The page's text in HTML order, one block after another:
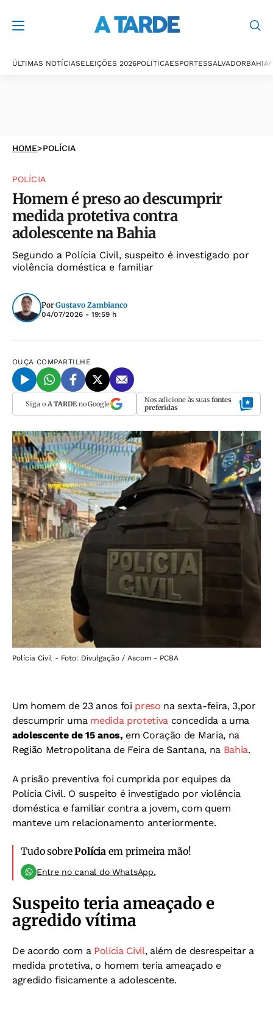
ÚLTIMAS NOTÍCIASELEIÇÕES 2026POLÍTICAESPORTESSALVADORBAHIA
HOME>POLÍCIA
POLÍCIA
Homem é preso ao descumprir
medida protetiva contra
adolescente na Bahia
Segundo a Polícia Civil, suspeito é investigado por
violência doméstica e familiar
Por Gustavo Zambianco
04/07/2026 - 19:59 h
OUÇA COMPARTILHE
Siga o A TARDEno Google Nos adicione às suas fontes
preferidas
Polícia Civil - Foto: Divulgação / Ascom - PCBA
Um homem de 23 anos foi preso na sexta-feira, 3,por
descumprir uma medida protetiva concedida a uma
adolescente de 15 anos, em Coração de Maria, na
Região Metropolitana de Feira de Santana, na Bahia.
A prisão preventiva foi cumprida por equipes da
Polícia Civil. O suspeito é investigado por violência
doméstica e familiar contra a jovem, com quem
manteve um relacionamento anteriormente.
Tudo sobrePolícia em primeira mão!
Entre no canal do WhatsApp.
Suspeito teria ameaçado e
agredido vítima
De acordo com a Polícia Civil, além de desrespeitar a
medida protetiva, o homem teria ameaçado e
agredido fisicamente a adolescente.